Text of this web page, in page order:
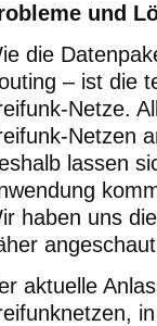
und
die
– ist die
Netze.
Netzen
lassen
haben uns
aktuelle